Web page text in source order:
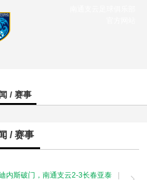
/ 赛事
/ 赛事
内斯破门，南通支云2-3长春亚泰
|